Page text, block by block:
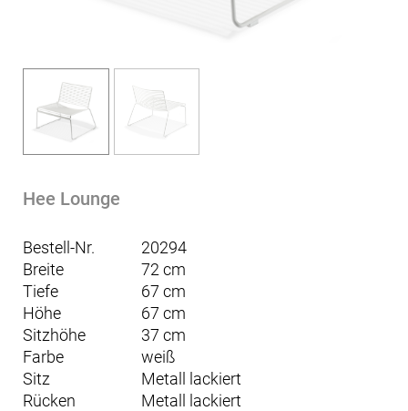
Hee Lounge
Bestell-Nr.
20294
Breite
72 cm
Tiefe
67 cm
Höhe
67 cm
Sitzhöhe
37 cm
Farbe
weiß
Sitz
Metall lackiert
Rücken
Metall lackiert